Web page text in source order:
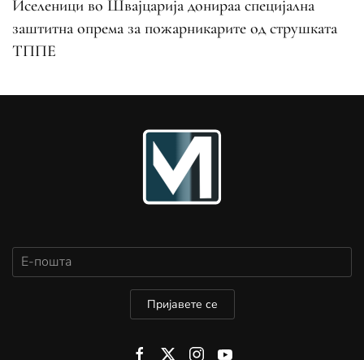
Иселеници во Швајцарија донираа специјална
заштитна опрема за пожарникарите од струшката
ТППЕ
Пријавете се